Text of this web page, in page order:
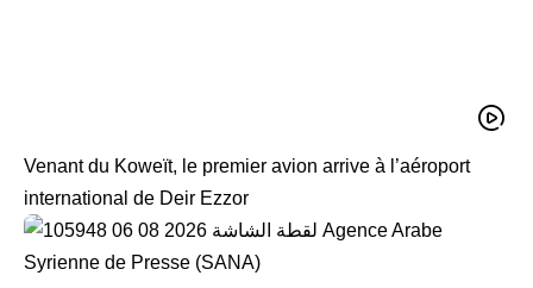
Venant du Koweït, le premier avion arrive à l’aéroport
international de Deir Ezzor